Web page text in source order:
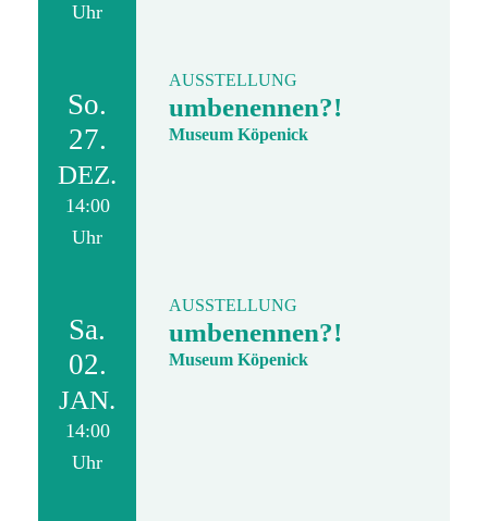
Uhr
So.
27.
DEZ.
14:00
Uhr
AUSSTELLUNG
umbenennen?!
Museum Köpenick
Sa.
02.
JAN.
14:00
Uhr
AUSSTELLUNG
umbenennen?!
Museum Köpenick